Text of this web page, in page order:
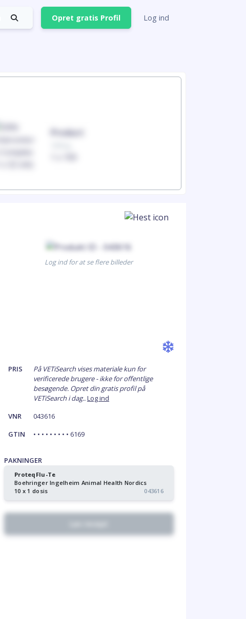
Opret gratis Profil Log ind
Product
Log ind for at se flere billeder
PRIS
På VETiSearch vises materiale kun for
verificerede brugere - ikke for offentlige
besøgende. Opret din gratis profil på
VETiSearch i dag..Log ind
VNR
043616
GTIN
• • • • • • • • • 6169
PAKNINGER
ProteqFlu-Te
Boehringer Ingelheim Animal Health Nordics
10 x 1 dosis
043616